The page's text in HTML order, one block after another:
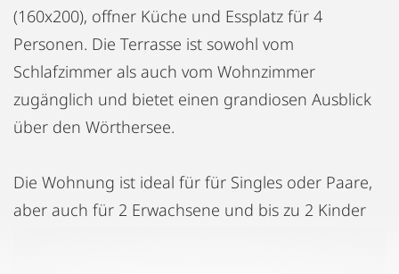
(160x200), offner Küche und Essplatz für 4
Personen. Die Terrasse ist sowohl vom
Schlafzimmer als auch vom Wohnzimmer
zugänglich und bietet einen grandiosen Ausblick
über den Wörthersee.
Die Wohnung ist ideal für für Singles oder Paare,
aber auch für 2 Erwachsene und bis zu 2 Kinder